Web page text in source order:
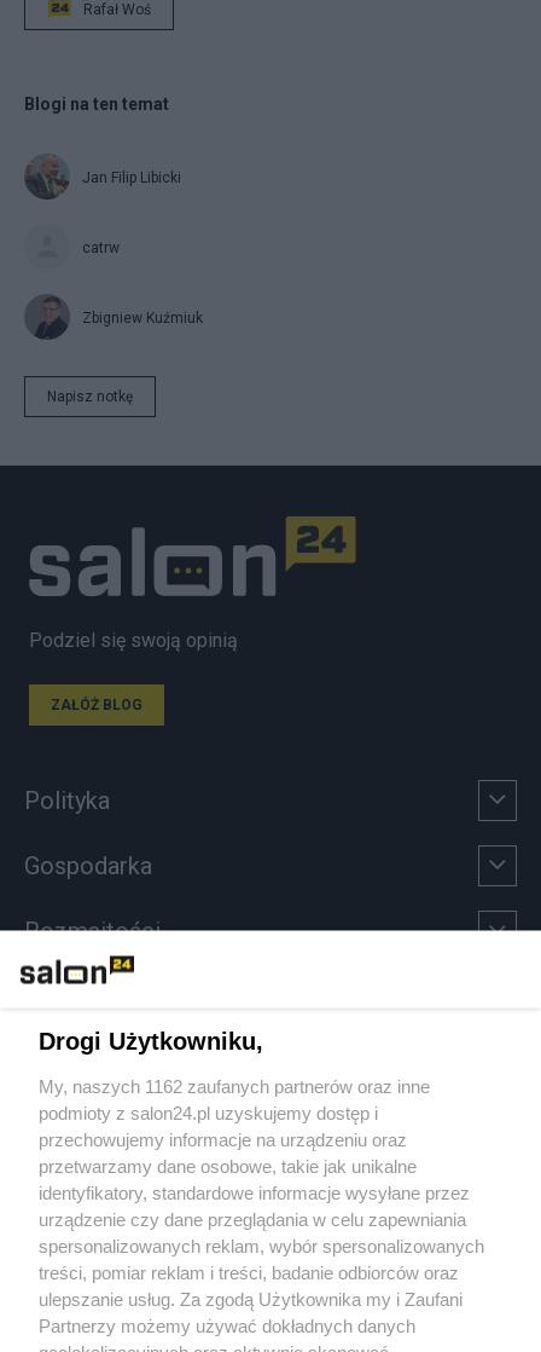
Rafał Woś
Blogi na ten temat
Jan Filip Libicki
catrw
Zbigniew Kuźmiuk
Napisz notkę
Podziel się swoją opinią
ZAŁÓŻ BLOG
Polityka
Gospodarka
Rozmaitości
Sport
Społeczeństwo
Kultura
X Facebook Instagram Youtube
Drogi Użytkowniku,
My, naszych 1162 zaufanych partnerów oraz inne
podmioty z salon24.pl uzyskujemy dostęp i
przechowujemy informacje na urządzeniu oraz
przetwarzamy dane osobowe, takie jak unikalne
identyfikatory, standardowe informacje wysyłane przez
urządzenie czy dane przeglądania w celu zapewniania
spersonalizowanych reklam, wybór spersonalizowanych
treści, pomiar reklam i treści, badanie odbiorców oraz
ulepszanie usług. Za zgodą Użytkownika my i Zaufani
Partnerzy możemy używać dokładnych danych